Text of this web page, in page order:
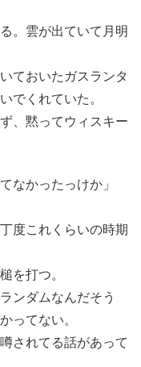
。雲が出ていて月明
ておいたガスランタ
でくれていた。
、黙ってウィスキー
なかったっけか」
度これくらいの時期
を打つ。
ンダムなんだそう
ってない。
されてる話があって